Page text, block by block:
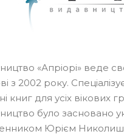
«Апріорі» веде
з 2002 року.
книг для усіх вікових
було засновано
Юрієм